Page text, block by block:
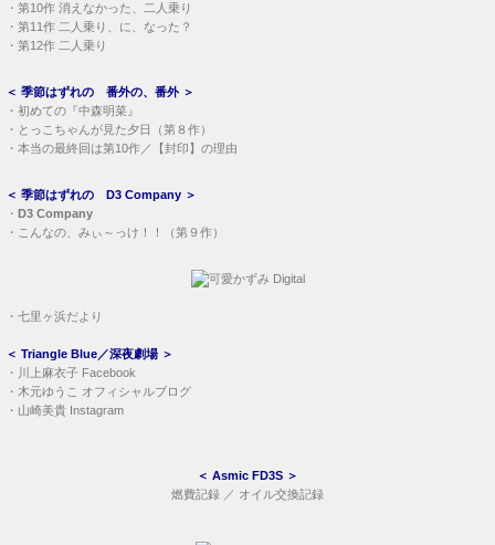
・ 第10作 消えなかった、二人乗り
・ 第11作 二人乗り、に、なった？
・ 第12作 二人乗り
＜ 季節はずれの 番外の、番外＞
・ 初めての『中森明菜』
・ とっこちゃんが見た夕日（第８作）
・ 本当の最終回は第10作／【封印】の理由
＜ 季節はずれの D3 Company ＞
・ D3 Company
・ こんなの、みぃ～っけ！！（第９作）
・ 七里ヶ浜だより
＜ Triangle Blue／深夜劇場 ＞
・ 川上麻衣子 Facebook
・ 木元ゆうこ オフィシャルブログ
・ 山崎美貴 Instagram
＜ Asmic FD3S ＞
燃費記録 ／ オイル交換記録